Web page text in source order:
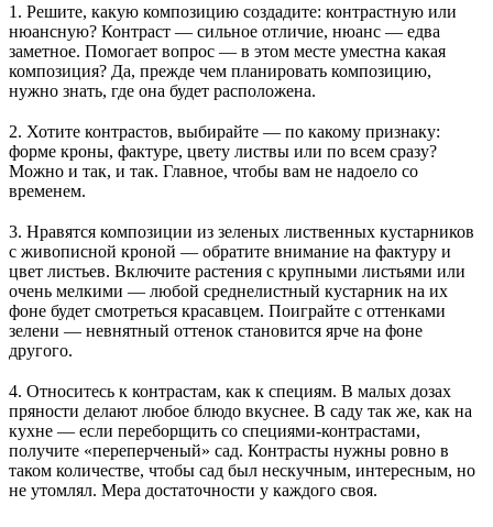
1. Решите, какую композицию создадите: контрастную или
нюансную? Контраст — сильное отличие, нюанс — едва
заметное. Помогает вопрос — в этом месте уместна какая
композиция? Да, прежде чем планировать композицию,
нужно знать, где она будет расположена.
2. Хотите контрастов, выбирайте — по какому признаку:
форме кроны, фактуре, цвету листвы или по всем сразу?
Можно и так, и так. Главное, чтобы вам не надоело со
временем.
3. Нравятся композиции из зеленых лиственных кустарников
с живописной кроной — обратите внимание на фактуру и
цвет листьев. Включите растения с крупными листьями или
очень мелкими — любой среднелистный кустарник на их
фоне будет смотреться красавцем. Поиграйте с оттенками
зелени — невнятный оттенок становится ярче на фоне
другого.
4. Относитесь к контрастам, как к специям. В малых дозах
пряности делают любое блюдо вкуснее. В саду так же, как на
кухне — если переборщить со специями-контрастами,
получите «переперченый» сад. Контрасты нужны ровно в
таком количестве, чтобы сад был нескучным, интересным, но
не утомлял. Мера достаточности у каждого своя.